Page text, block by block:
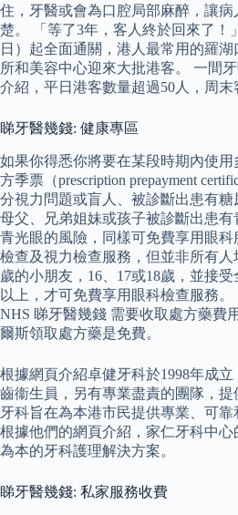
住，牙醫或會為口腔局部麻醉，讓
楚。 「等了3年，客人終於回來了！
日）起全面通關，港人最常用的羅
所和美容中心迎來大批港客。 一間
介紹，平日港客數量超過50人，周末
睇牙醫幾錢: 健康專區
如果你得悉你將要在某段時期內使
方季票（prescription prepayment
分視力問題或盲人、被診斷出患有糖
母父、兄弟姐妹或孩子被診斷出患
青光眼的風險，同樣可免費享用眼
檢查及視力檢查服務，但並非所有
歲的小朋友，16、17或18歲，並接
以上，才可免費享用眼科檢查服務
NHS 睇牙醫幾錢 需要收取處方藥費
爾斯領取處方藥是免費。
根據網頁介紹卓健牙科於1998年成
齒衞生員，另有專業盡責的團隊，
牙科旨在為本港市民提供專業、可靠
根據他們的網頁介紹，家仁牙科中
為本的牙科護理解決方案。
睇牙醫幾錢: 私家服務收費